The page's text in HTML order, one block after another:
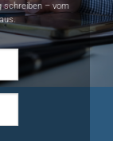
schreiben – vom